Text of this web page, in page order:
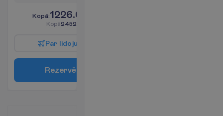
Kopā:1226.00
Kopā2452.00
Par lidoju
Rezervēt